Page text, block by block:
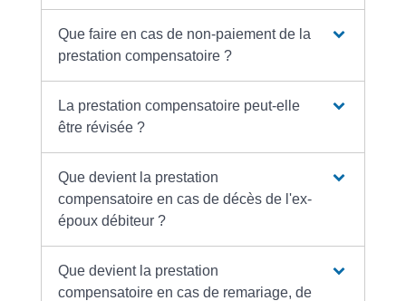
Que faire en cas de non-paiement de la
prestation compensatoire ?
La prestation compensatoire peut-elle
être révisée ?
Que devient la prestation
compensatoire en cas de décès de l'ex-
époux débiteur ?
Que devient la prestation
compensatoire en cas de remariage, de